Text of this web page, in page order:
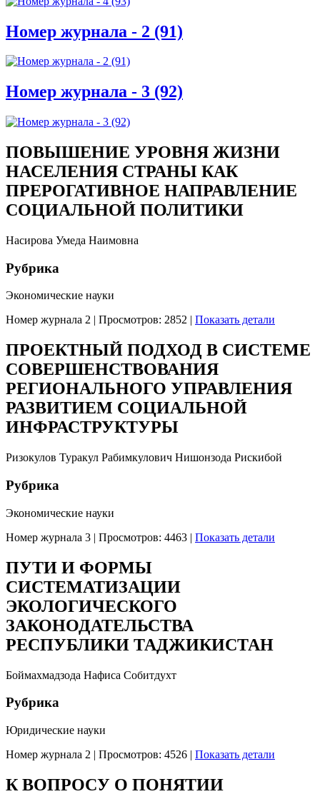
Номер журнала - 2 (91)
Номер журнала - 3 (92)
ПОВЫШЕНИЕ УРОВНЯ ЖИЗНИ
НАСЕЛЕНИЯ СТРАНЫ КАК
ПРЕРОГАТИВНОЕ НАПРАВЛЕНИЕ
СОЦИАЛЬНОЙ ПОЛИТИКИ
Насирова Умеда Наимовна
Рубрика
Экономические науки
Номер журнала 2
Просмотров: 2852 Показать детали
ПРОЕКТНЫЙ ПОДХОД В СИСТЕМЕ
СОВЕРШЕНСТВОВАНИЯ
РЕГИОНАЛЬНОГО УПРАВЛЕНИЯ
РАЗВИТИЕМ СОЦИАЛЬНОЙ
ИНФРАСТРУКТУРЫ
Ризокулов Туракул Рабимкулович Нишонзода Рискибой
Рубрика
Экономические науки
Номер журнала 3 | Просмотров: 4463 | Показать детали
ПУТИ И ФОРМЫ
СИСТЕМАТИЗАЦИИ
ЭКОЛОГИЧЕСКОГО
ЗАКОНОДАТЕЛЬСТВА
РЕСПУБЛИКИ ТАДЖИКИСТАН
Боймахмадзода Нафиса Собитдухт
Рубрика
Юридические науки
Номер журнала 2 | Просмотров: 4526 | Показать детали
К ВОПРОСУ О ПОНЯТИИ